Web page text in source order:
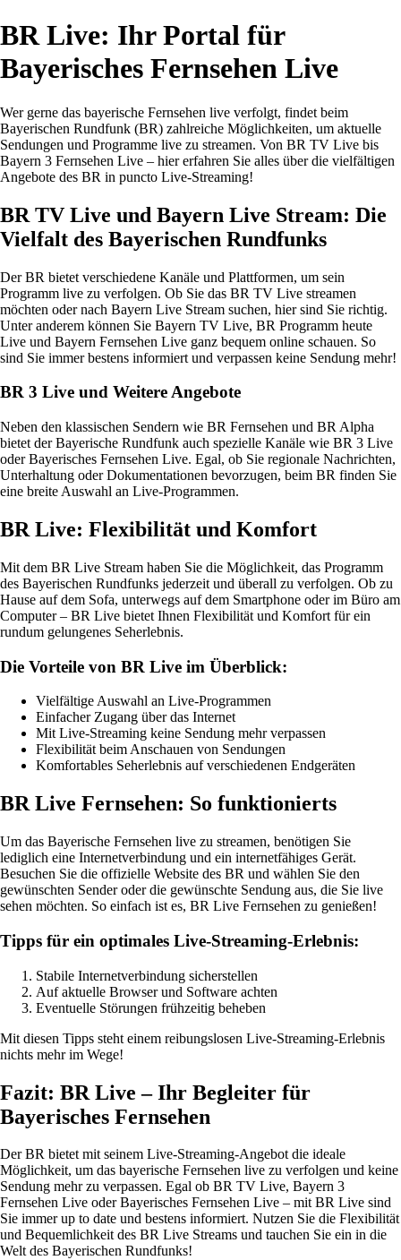
BR Live: Ihr Portal für
Bayerisches Fernsehen Live
Wer gerne das bayerische Fernsehen live verfolgt, findet beim
Bayerischen Rundfunk (BR) zahlreiche Möglichkeiten, um aktuelle
Sendungen und Programme live zu streamen. Von BR TV Live bis
Bayern 3 Fernsehen Live – hier erfahren Sie alles über die vielfältigen
Angebote des BR in puncto Live-Streaming!
BR TV Live und Bayern Live Stream: Die
Vielfalt des Bayerischen Rundfunks
Der BR bietet verschiedene Kanäle und Plattformen, um sein
Programm live zu verfolgen. Ob Sie das BR TV Live streamen
möchten oder nach Bayern Live Stream suchen, hier sind Sie richtig.
Unter anderem können Sie Bayern TV Live, BR Programm heute
Live und Bayern Fernsehen Live ganz bequem online schauen. So
sind Sie immer bestens informiert und verpassen keine Sendung mehr!
BR 3 Live und Weitere Angebote
Neben den klassischen Sendern wie BR Fernsehen und BR Alpha
bietet der Bayerische Rundfunk auch spezielle Kanäle wie BR 3 Live
oder Bayerisches Fernsehen Live. Egal, ob Sie regionale Nachrichten,
Unterhaltung oder Dokumentationen bevorzugen, beim BR finden Sie
eine breite Auswahl an Live-Programmen.
BR Live: Flexibilität und Komfort
Mit dem BR Live Stream haben Sie die Möglichkeit, das Programm
des Bayerischen Rundfunks jederzeit und überall zu verfolgen. Ob zu
Hause auf dem Sofa, unterwegs auf dem Smartphone oder im Büro am
Computer – BR Live bietet Ihnen Flexibilität und Komfort für ein
rundum gelungenes Seherlebnis.
Die Vorteile von BR Live im Überblick:
Vielfältige Auswahl an Live-Programmen
Einfacher Zugang über das Internet
Mit Live-Streaming keine Sendung mehr verpassen
Flexibilität beim Anschauen von Sendungen
Komfortables Seherlebnis auf verschiedenen Endgeräten
BR Live Fernsehen: So funktionierts
Um das Bayerische Fernsehen live zu streamen, benötigen Sie
lediglich eine Internetverbindung und ein internetfähiges Gerät.
Besuchen Sie die offizielle Website des BR und wählen Sie den
gewünschten Sender oder die gewünschte Sendung aus, die Sie live
sehen möchten. So einfach ist es, BR Live Fernsehen zu genießen!
Tipps für ein optimales Live-Streaming-Erlebnis:
Stabile Internetverbindung sicherstellen
Auf aktuelle Browser und Software achten
Eventuelle Störungen frühzeitig beheben
Mit diesen Tipps steht einem reibungslosen Live-Streaming-Erlebnis
nichts mehr im Wege!
Fazit: BR Live – Ihr Begleiter für
Bayerisches Fernsehen
Der BR bietet mit seinem Live-Streaming-Angebot die ideale
Möglichkeit, um das bayerische Fernsehen live zu verfolgen und keine
Sendung mehr zu verpassen. Egal ob BR TV Live, Bayern 3
Fernsehen Live oder Bayerisches Fernsehen Live – mit BR Live sind
Sie immer up to date und bestens informiert. Nutzen Sie die Flexibilität
und Bequemlichkeit des BR Live Streams und tauchen Sie ein in die
Welt des Bayerischen Rundfunks!